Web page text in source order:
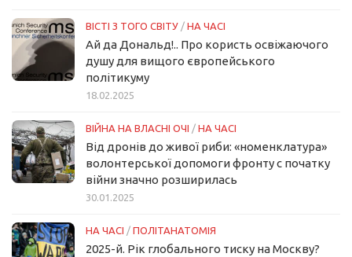
ВІСТІ З ТОГО СВІТУ / НА ЧАСІ
Ай да Дональд!.. Про користь освіжаючого
душу для вищого європейського
політикуму
18.02.2025
ВІЙНА НА ВЛАСНІ ОЧІ / НА ЧАСІ
Від дронів до живої риби: «номенклатура»
волонтерської допомоги фронту с початку
війни значно розширилась
30.01.2025
НА ЧАСІ / ПОЛІТАНАТОМІЯ
2025-й. Рік глобального тиску на Москву?